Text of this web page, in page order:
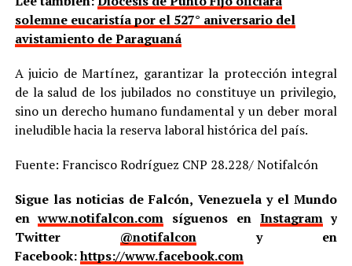
solemne eucaristía por el 527° aniversario del
avistamiento de Paraguaná
A juicio de Martínez, garantizar la protección integral
de la salud de los jubilados no constituye un privilegio,
sino un derecho humano fundamental y un deber moral
ineludible hacia la reserva laboral histórica del país.
Fuente: Francisco Rodríguez CNP 28.228/ Notifalcón
Sigue las noticias de Falcón, Venezuela y el Mundo
enwww.notifalcon.com síguenos en Instagramy
Twitter @notifalcony en
Facebook:https://www.facebook.com